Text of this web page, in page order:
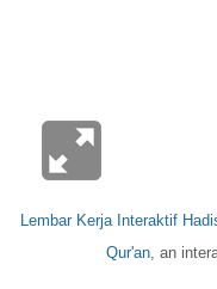
Lembar Kerja Interaktif
Qur'an, an